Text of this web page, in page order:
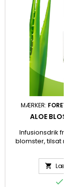
MÆRKER:
ALOE
Infusionsdrik
blomster, tilsat
ikke blot dejligt,
koffein. Den
takket
 Læg
